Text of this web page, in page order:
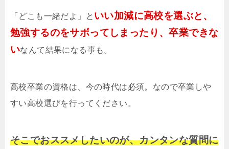
「どこも一緒だよ」と いい加減に高校を選ぶと、
勉強するのをサボってしまったり、卒業できな
いなんて結果になる事も。
高校卒業の資格は、今の時代は必須。なので卒業しや
すい高校選びを行ってください。
そこでおススメしたいのが、カンタンな質問に